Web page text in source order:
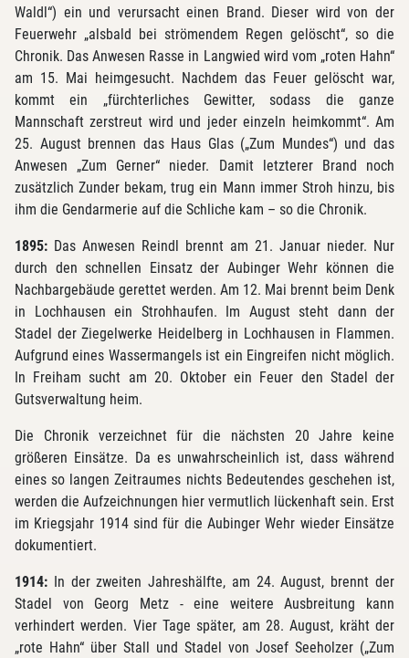
Waldl“) ein und verursacht einen Brand. Dieser wird von der
Feuerwehr „alsbald bei strömendem Regen gelöscht“, so die
Chronik. Das Anwesen Rasse in Langwied wird vom „roten Hahn“
am 15. Mai heimgesucht. Nachdem das Feuer gelöscht war,
kommt ein „fürchterliches Gewitter, sodass die ganze
Mannschaft zerstreut wird und jeder einzeln heimkommt“. Am
25. August brennen das Haus Glas („Zum Mundes“) und das
Anwesen „Zum Gerner“ nieder. Damit letzterer Brand noch
zusätzlich Zunder bekam, trug ein Mann immer Stroh hinzu, bis
ihm die Gendarmerie auf die Schliche kam – so die Chronik.
1895: Das Anwesen Reindl brennt am 21. Januar nieder. Nur
durch den schnellen Einsatz der Aubinger Wehr können die
Nachbargebäude gerettet werden. Am 12. Mai brennt beim Denk
in Lochhausen ein Strohhaufen. Im August steht dann der
Stadel der Ziegelwerke Heidelberg in Lochhausen in Flammen.
Aufgrund eines Wassermangels ist ein Eingreifen nicht möglich.
In Freiham sucht am 20. Oktober ein Feuer den Stadel der
Gutsverwaltung heim.
Die Chronik verzeichnet für die nächsten 20 Jahre keine
größeren Einsätze. Da es unwahrscheinlich ist, dass während
eines so langen Zeitraumes nichts Bedeutendes geschehen ist,
werden die Aufzeichnungen hier vermutlich lückenhaft sein. Erst
im Kriegsjahr 1914 sind für die Aubinger Wehr wieder Einsätze
dokumentiert.
1914: In der zweiten Jahreshälfte, am 24. August, brennt der
Stadel von Georg Metz - eine weitere Ausbreitung kann
verhindert werden. Vier Tage später, am 28. August, kräht der
„rote Hahn“ über Stall und Stadel von Josef Seeholzer („Zum